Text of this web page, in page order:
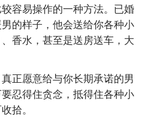
容易操作的一种方法。已婚
的样子，他会送给你各种小
香水，甚至是送房送车，大
正愿意给与你长期承诺的男
忍得住贪念，抵得住各种小
拾。